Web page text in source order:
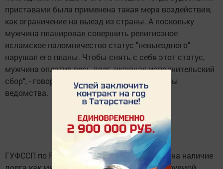
приставами была применена такая мера воздействия,
как ограничение на выезд из страны. А поскольку
мужчина планировал совершить религиозное
исламское паломничество статус "невыездного"
нарушал его планы. Чтобы снять с себя этот статус,
мужчина оплатил весь долг, включая исполнительский
сбор", - говорится в сообщении пресс-службы
ведомства.
ГУФССП по РТ рекомендует проверять себя на наличие